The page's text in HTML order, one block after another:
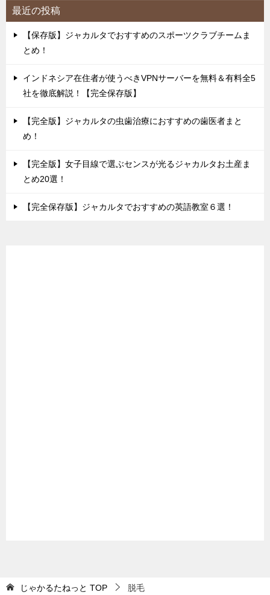
最近の投稿
【保存版】ジャカルタでおすすめのスポーツクラブチームま
とめ！
インドネシア在住者が使うべきVPNサーバーを無料＆有料全5
社を徹底解説！【完全保存版】
【完全版】ジャカルタの虫歯治療におすすめの歯医者まと
め！
【完全版】女子目線で選ぶセンスが光るジャカルタお土産ま
とめ20選！
【完全保存版】ジャカルタでおすすめの英語教室６選！
じゃかるたねっと TOP 脱毛